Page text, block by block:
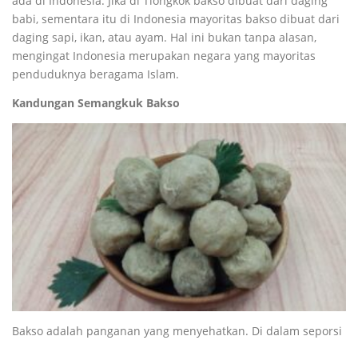
babi, sementara itu di Indonesia mayoritas bakso dibuat dari
daging sapi, ikan, atau ayam. Hal ini bukan tanpa alasan,
mengingat Indonesia merupakan negara yang mayoritas
penduduknya beragama Islam.
Kandungan Semangkuk Bakso
Bakso adalah panganan yang menyehatkan. Di dalam seporsi